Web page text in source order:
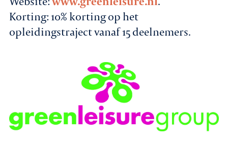
Lid worden
Korting: 10% korting op het
opleidingstraject vanaf 15 deelnemers.